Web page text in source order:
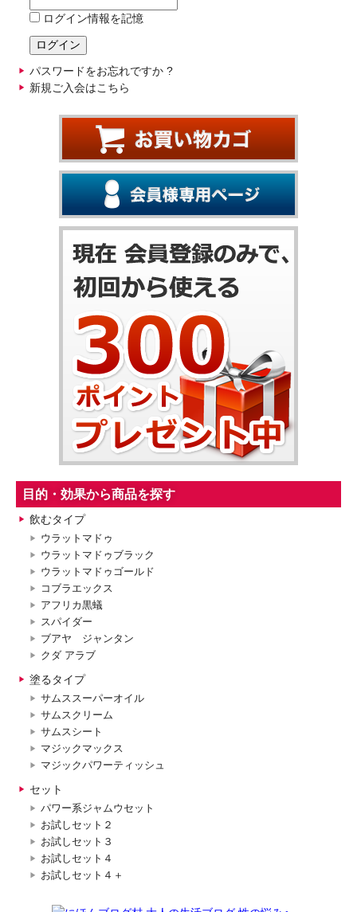
ログイン情報を記憶
パスワードをお忘れですか ?
新規ご入会はこちら
目的・効果から商品を探す
飲むタイプ
ウラットマドゥ
ウラットマドゥブラック
ウラットマドゥゴールド
コブラエックス
アフリカ黒蟻
スパイダー
ブアヤ ジャンタン
クダ アラブ
塗るタイプ
サムススーパーオイル
サムスクリーム
サムスシート
マジックマックス
マジックパワーティッシュ
セット
パワー系ジャムウセット
お試しセット２
お試しセット３
お試しセット４
お試しセット４＋